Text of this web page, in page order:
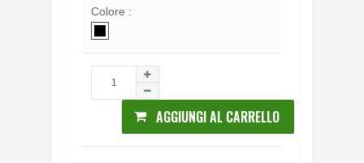
Colore :
AGGIUNGI AL CARRELLO